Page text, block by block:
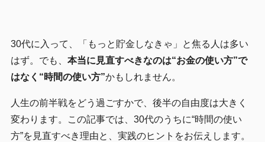
30代に入って、「もっと貯金しなきゃ」と焦る人は多い
はず。でも、 本当に見直すべきなのは“お金の使い方”で
はなく“時間の使い方”かもしれません。
人生の前半戦をどう過ごすかで、後半の自由度は大きく
変わります。この記事では、30代のうちに“時間の使い
方”を見直すべき理由と、実践のヒントをお伝えします。